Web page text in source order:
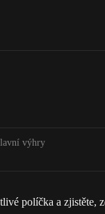
výhry
políčka a zjistěte,